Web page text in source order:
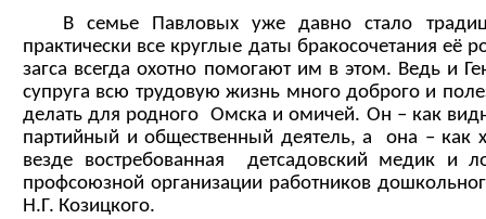
В семье Павловых уже давно стало
практически все круглые даты бракосочетания её
загса всегда охотно помогают им в этом. Ведь и
супруга всю трудовую жизнь много доброго и
делать для родного Омска и омичей. Он – как
партийный и общественный деятель, а она – как
везде востребованная детсадовский медик
профсоюзной организации работников
Н.Г. Козицкого.